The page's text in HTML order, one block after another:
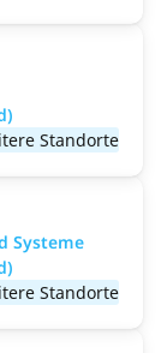
Standorte
Systeme
Standorte